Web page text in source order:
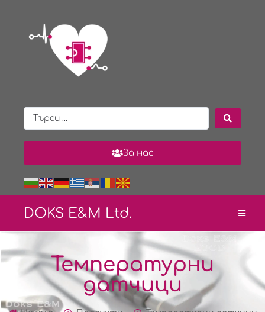
За нас
DOKS E& M Ltd.
Температурни
датчици